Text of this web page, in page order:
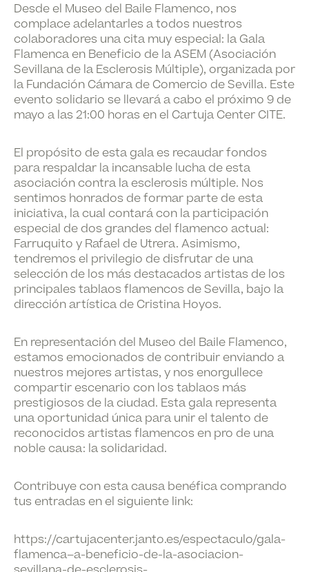
Desde el Museo del Baile Flamenco, nos
complace adelantarles a todos nuestros
colaboradores una cita muy especial: la Gala
Flamenca en Beneficio de la ASEM (Asociación
Sevillana de la Esclerosis Múltiple), organizada por
la Fundación Cámara de Comercio de Sevilla. Este
evento solidario se llevará a cabo el próximo 9 de
mayo a las 21:00 horas en el Cartuja Center CITE.
El propósito de esta gala es recaudar fondos
para respaldar la incansable lucha de esta
asociación contra la esclerosis múltiple. Nos
sentimos honrados de formar parte de esta
iniciativa, la cual contará con la participación
especial de dos grandes del flamenco actual:
Farruquito y Rafael de Utrera. Asimismo,
tendremos el privilegio de disfrutar de una
selección de los más destacados artistas de los
principales tablaos flamencos de Sevilla, bajo la
dirección artística de Cristina Hoyos.
En representación del Museo del Baile Flamenco,
estamos emocionados de contribuir enviando a
nuestros mejores artistas, y nos enorgullece
compartir escenario con los tablaos más
prestigiosos de la ciudad. Esta gala representa
una oportunidad única para unir el talento de
reconocidos artistas flamencos en pro de una
noble causa: la solidaridad.
Contribuye con esta causa benéfica comprando
tus entradas en el siguiente link:
https://cartujacenter.janto.es/espectaculo/gala-
flamenca–a-beneficio-de-la-asociacion-